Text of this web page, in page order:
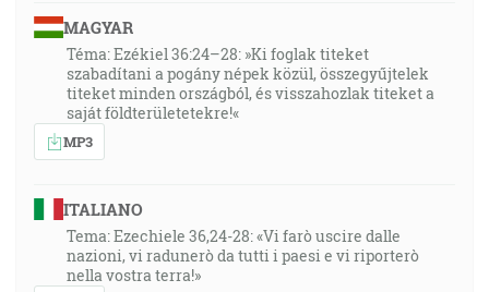
MAGYAR
Téma: Ezékiel 36:24–28: »Ki foglak titeket
szabadítani a pogány népek közül, összegyűjtelek
titeket minden országból, és visszahozlak titeket a
saját földterületetekre!«
MP3
ITALIANO
Tema: Ezechiele 36,24-28: «Vi farò uscire dalle
nazioni, vi radunerò da tutti i paesi e vi riporterò
nella vostra terra!»